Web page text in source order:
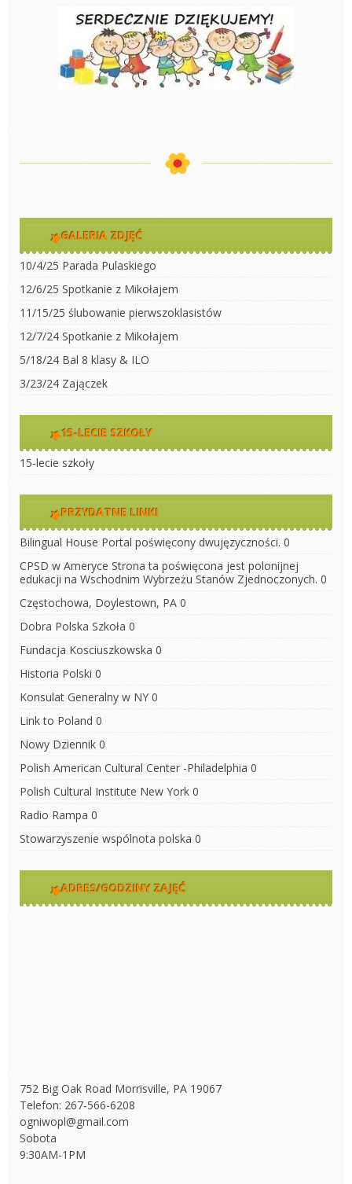
GALERIA ZDJĘĆ
10/4/25 Parada Pulaskiego
12/6/25 Spotkanie z Mikołajem
11/15/25 ślubowanie pierwszoklasistów
12/7/24 Spotkanie z Mikołajem
5/18/24 Bal 8 klasy & ILO
3/23/24 Zajączek
15-LECIE SZKOŁY
15-lecie szkoły
PRZYDATNE LINKI
Bilingual House Portal poświęcony dwujęzyczności. 0
CPSD w Ameryce Strona ta poświęcona jest polonijnej
edukacji na Wschodnim Wybrzeżu Stanów Zjednoczonych. 0
Częstochowa, Doylestown, PA 0
Dobra Polska Szkoła 0
Fundacja Kosciuszkowska 0
Historia Polski 0
Konsulat Generalny w NY 0
Link to Poland 0
Nowy Dziennik 0
Polish American Cultural Center -Philadelphia 0
Polish Cultural Institute New York 0
Radio Rampa 0
Stowarzyszenie wspólnota polska 0
ADRES/GODZINY ZAJĘĆ
752 Big Oak Road Morrisville, PA 19067
Telefon: 267-566-6208
ogniwopl@gmail.com
Sobota
9:30AM-1PM